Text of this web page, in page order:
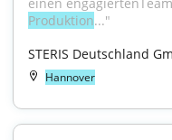
Produktion..."
STERIS Deutschland
Hannover